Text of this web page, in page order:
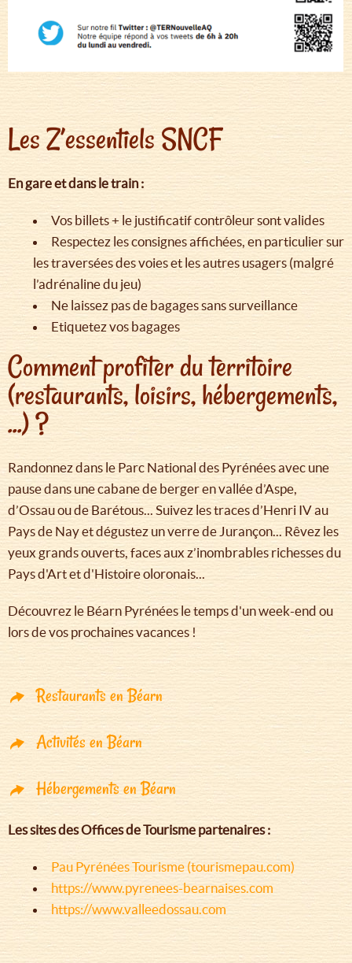
Les Z’essentiels SNCF
En gare et dans le train :
Vos billets + le justificatif contrôleur sont valides
Respectez les consignes affichées, en particulier sur
les traversées des voies et les autres usagers (malgré
l’adrénaline du jeu)
Ne laissez pas de bagages sans surveillance
Etiquetez vos bagages
Comment profiter du territoire
(restaurants, loisirs, hébergements,
...) ?
Randonnez dans le Parc National des Pyrénées avec une
pause dans une cabane de berger en vallée d’Aspe,
d’Ossau ou de Barétous... Suivez les traces d’Henri IV au
Pays de Nay et dégustez un verre de Jurançon... Rêvez les
yeux grands ouverts, faces aux z’inombrables richesses du
Pays d'Art et d'Histoire oloronais...
Découvrez le Béarn Pyrénées le temps d'un week-end ou
lors de vos prochaines vacances !
Restaurants en Béarn
Activités en Béarn
Hébergements en Béarn
Les sites des Offices de Tourisme partenaires :
Pau Pyrénées Tourisme (tourismepau.com)
https://www.pyrenees-bearnaises.com
https://www.valleedossau.com